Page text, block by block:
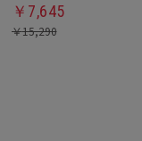
￥ 7,645
￥15,290